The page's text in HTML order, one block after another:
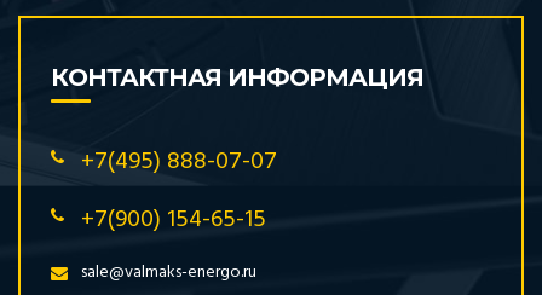
КОНТАКТНАЯ ИНФОРМАЦИЯ
+7(495) 888-07-07
+7(900) 154-65-15
sale@valmaks-energo.ru